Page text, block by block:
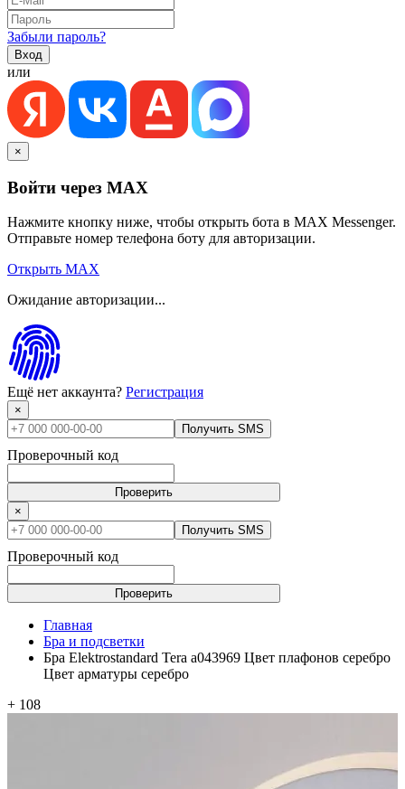
Забыли пароль?
или
×
Войти через MAX
Нажмите кнопку ниже, чтобы открыть бота в MAX Messenger.
Отправьте номер телефона боту для авторизации.
Открыть MAX
Ожидание авторизации...
Ещё нет аккаунта? Регистрация
×
Получить SMS
Проверочный код
Проверить
×
Получить SMS
Проверочный код
Проверить
Главная
Бра и подсветки
Бра Elektrostandard Tera a043969 Цвет плафонов серебро
Цвет арматуры серебро
+ 108